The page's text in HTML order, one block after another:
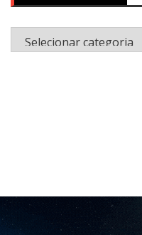
Categorias